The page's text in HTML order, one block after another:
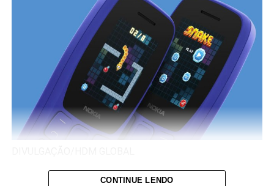
Nokia 105 (2022) pode ser vendido no Brasil
CONTINUE LENDO